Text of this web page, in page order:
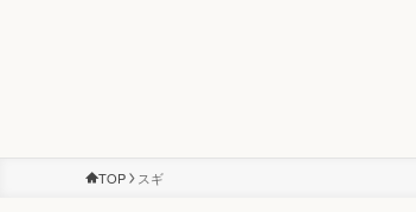
TOP スギ